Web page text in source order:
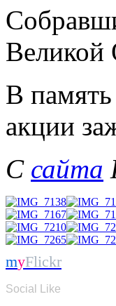
Великой
В
акции
С сайта
myFlickr
Social Like